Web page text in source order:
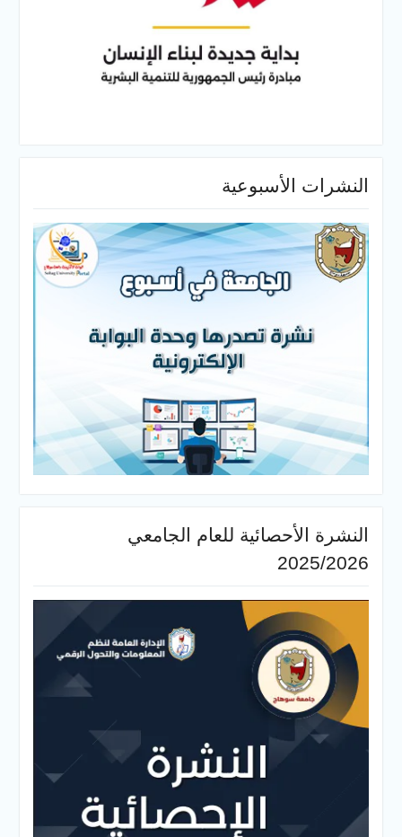
النشرات الأسبوعية
النشرة الأحصائية للعام الجامعي
2025/2026